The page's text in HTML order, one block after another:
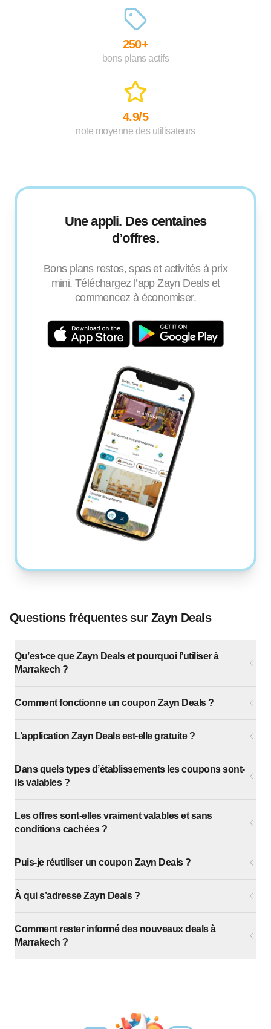
250+
bons plans actifs
4.9/5
note moyenne des utilisateurs
Une appli. Des centaines
d’offres.
Bons plans restos, spas et activités à prix
mini. Téléchargez l’app Zayn Deals et
commencez à économiser.
Questions fréquentes sur Zayn Deals
Qu’est-ce que Zayn Deals et pourquoi l’utiliser à
Marrakech ?
Comment fonctionne un coupon Zayn Deals ?
L’application Zayn Deals est-elle gratuite ?
Dans quels types d’établissements les coupons sont-
ils valables ?
Les offres sont-elles vraiment valables et sans
conditions cachées ?
Puis-je réutiliser un coupon Zayn Deals ?
À qui s’adresse Zayn Deals ?
Comment rester informé des nouveaux deals à
Marrakech ?